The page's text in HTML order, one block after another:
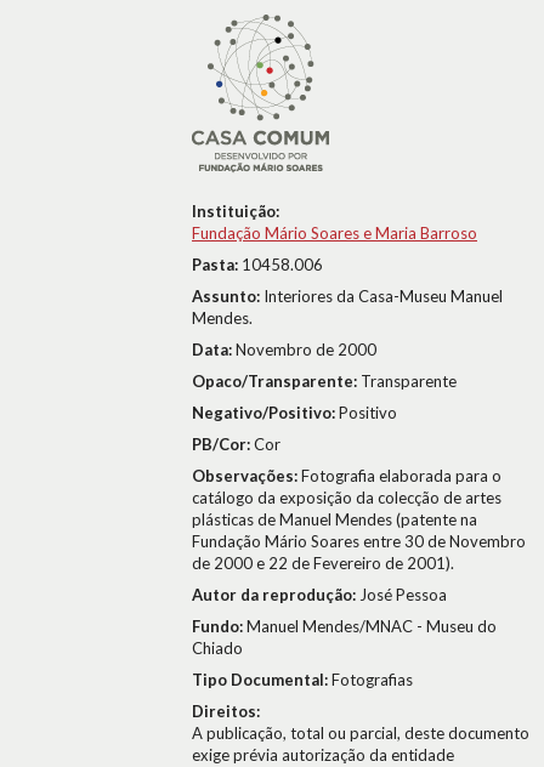
Instituição:
Fundação Mário Soares e Maria Barroso
Pasta: 10458.006
Assunto: Interiores da Casa-Museu Manuel
Mendes.
Data:Novembro de 2000
Opaco/Transparente: Transparente
Negativo/Positivo:Positivo
PB/Cor:Cor
Observações:Fotografia elaborada para o
catálogo da exposição da colecção de artes
plásticas de Manuel Mendes (patente na
Fundação Mário Soares entre 30 de Novembro
de 2000 e 22 de Fevereiro de 2001).
Autor da reprodução: José Pessoa
Fundo:Manuel Mendes/MNAC - Museu do
Chiado
Tipo Documental:Fotografias
Direitos:
A publicação, total ou parcial, deste documento
exige prévia autorização da entidade